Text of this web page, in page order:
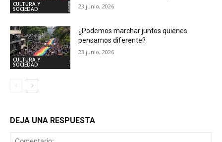
CULTURA Y
SOCIEDAD 23 junio, 2026
CULTURA Y
SOCIEDAD
¿Podemos marchar juntos quienes
pensamos diferente?
23 junio, 2026
DEJA UNA RESPUESTA